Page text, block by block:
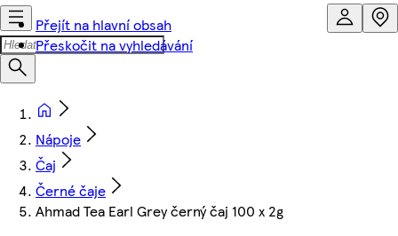
Přejít na hlavní obsah
Přeskočit na vyhledávání
Nápoje
Čaj
Černé čaje
Ahmad Tea Earl Grey černý čaj 100 x 2g